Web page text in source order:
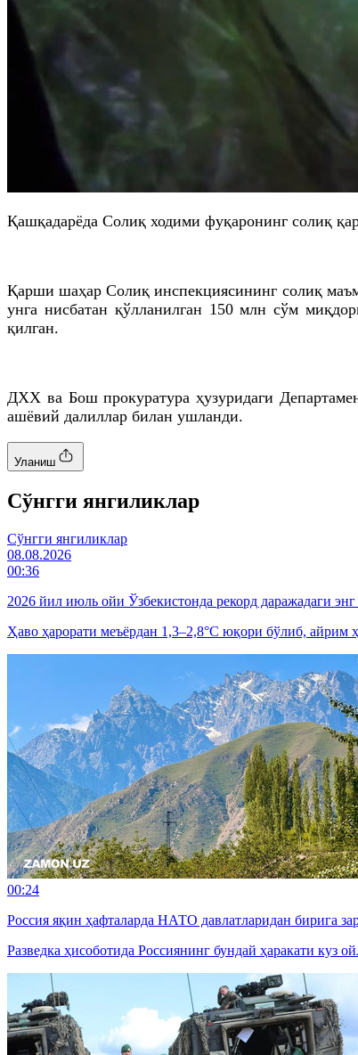
Қашқадарёда Солиқ ходими фуқаронинг солиқ
Қарши шаҳар Солиқ инспекциясининг солиқ
унга нисбатан қўлланилган 150 млн сўм
қилган.
ДХХ ва Бош прокуратура ҳузуридаги
ашёвий далиллар билан ушланди.
Уланиш
Cўнгги янгиликлар
Cўнгги янгиликлар
08.08.2026
00:36
2026 йил июль ойи Ўзбекистонда рекорд даражадаги
Ҳаво ҳарорати меъёрдан 1,3–2,8°C юқори бўлиб, айрим
00:24
Россия яқин ҳафталарда НАТО давлатларидан бирига
Разведка ҳисоботида Россиянинг бундай ҳаракати куз